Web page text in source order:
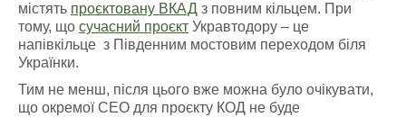
містять проєктовану ВКАД з повним кільцем. При
тому, що сучасний проєкт Укравтодору – це
напівкільце з Південним мостовим переходом біля
Українки.
Тим не менш, після цього вже можна було очікувати,
що окремої СЕО для проєкту КОД не буде